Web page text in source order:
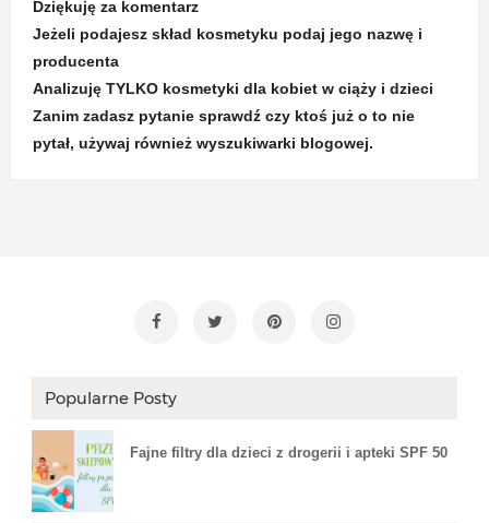
Dziękuję za komentarz
Jeżeli podajesz skład kosmetyku podaj jego nazwę i
producenta
Analizuję TYLKO kosmetyki dla kobiet w ciąży i dzieci
Zanim zadasz pytanie sprawdź czy ktoś już o to nie
pytał, używaj również wyszukiwarki blogowej.
Popularne Posty
Fajne filtry dla dzieci z drogerii i apteki SPF 50